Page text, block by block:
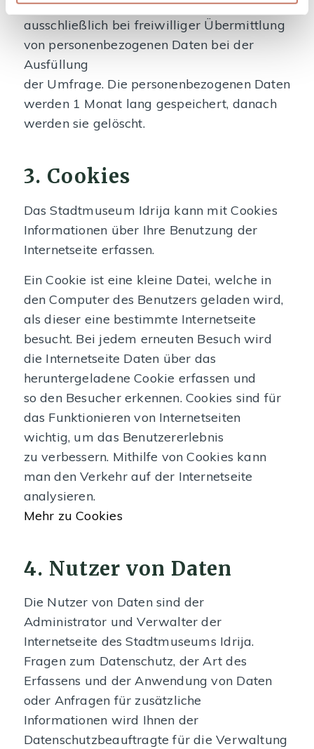
Das Stadtmuseum Idrija erfasst Daten
ausschließlich bei freiwilliger Übermittlung
von personenbezogenen Daten bei der
Ausfüllung
der Umfrage. Die personenbezogenen Daten
werden 1 Monat lang gespeichert, danach
werden sie gelöscht.
3. Cookies
Das Stadtmuseum Idrija kann mit Cookies
Informationen über Ihre Benutzung der
Internetseite erfassen.
Ein Cookie ist eine kleine Datei, welche in
den Computer des Benutzers geladen wird,
als dieser eine bestimmte Internetseite
besucht. Bei jedem erneuten Besuch wird
die Internetseite Daten über das
heruntergeladene Cookie erfassen und
so den Besucher erkennen. Cookies sind für
das Funktionieren von Internetseiten
wichtig, um das Benutzererlebnis
zu verbessern. Mithilfe von Cookies kann
man den Verkehr auf der Internetseite
analysieren.
Mehr zu Cookies
4. Nutzer von Daten
Die Nutzer von Daten sind der
Administrator und Verwalter der
Internetseite des Stadtmuseums Idrija.
Fragen zum Datenschutz, der Art des
Erfassens und der Anwendung von Daten
oder Anfragen für zusätzliche
Informationen wird Ihnen der
Datenschutzbeauftragte für die Verwaltung